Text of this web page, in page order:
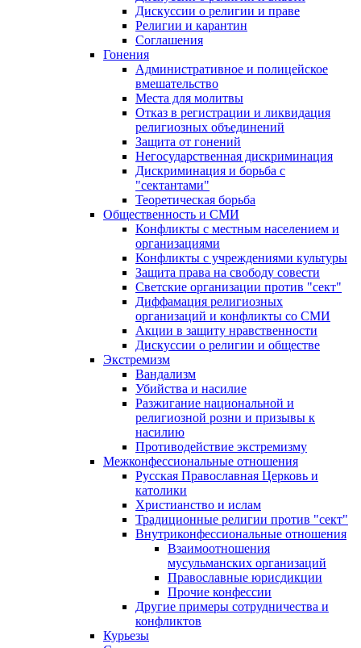
Дискуссии о религии и праве
Религии и карантин
Соглашения
Гонения
Административное и полицейское
вмешательство
Места для молитвы
Отказ в регистрации и ликвидация
религиозных объединений
Защита от гонений
Негосударственная дискриминация
Дискриминация и борьба с
"сектантами"
Теоретическая борьба
Общественность и СМИ
Конфликты с местным населением и
организациями
Конфликты с учреждениями культуры
Защита права на свободу совести
Светские организации против "сект"
Диффамация религиозных
организаций и конфликты со СМИ
Акции в защиту нравственности
Дискуссии о религии и обществе
Экстремизм
Вандализм
Убийства и насилие
Разжигание национальной и
религиозной розни и призывы к
насилию
Противодействие экстремизму
Межконфессиональные отношения
Русская Православная Церковь и
католики
Христианство и ислам
Традиционные религии против "сект"
Внутриконфессиональные отношения
Взаимоотношения
мусульманских организаций
Православные юрисдикции
Прочие конфессии
Другие примеры сотрудничества и
конфликтов
Курьезы